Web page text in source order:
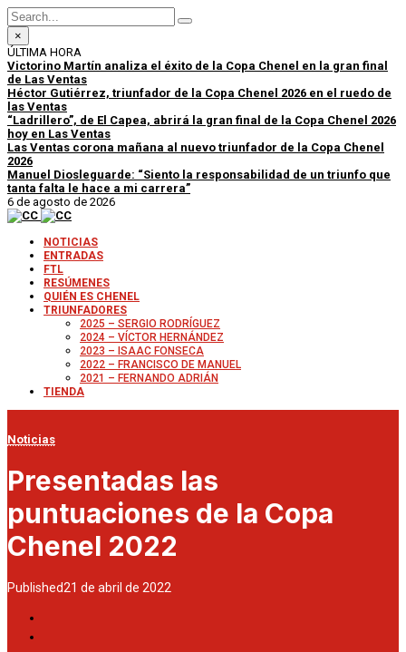
×
ÚLTIMA HORA
Victorino Martín analiza el éxito de la Copa Chenel en la gran final
de Las Ventas
Héctor Gutiérrez, triunfador de la Copa Chenel 2026 en el ruedo de
las Ventas
“Ladrillero”, de El Capea, abrirá la gran final de la Copa Chenel 2026
hoy en Las Ventas
Las Ventas corona mañana al nuevo triunfador de la Copa Chenel
2026
Manuel Diosleguarde: “Siento la responsabilidad de un triunfo que
tanta falta le hace a mi carrera”
6 de agosto de 2026
NOTICIAS
ENTRADAS
FTL
RESÚMENES
QUIÉN ES CHENEL
TRIUNFADORES
2025 – SERGIO RODRÍGUEZ
2024 – VÍCTOR HERNÁNDEZ
2023 – ISAAC FONSECA
2022 – FRANCISCO DE MANUEL
2021 – FERNANDO ADRIÁN
TIENDA
Noticias
Presentadas las
puntuaciones de la Copa
Chenel 2022
Published21 de abril de 2022